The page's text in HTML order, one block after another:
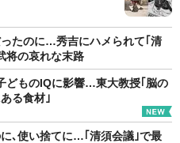
たのに…秀吉にハメられて｢清
将の哀れな末路
どものIQに影響…東大教授｢脳の
る食材｣
､使い捨てに…｢清須会議｣で最